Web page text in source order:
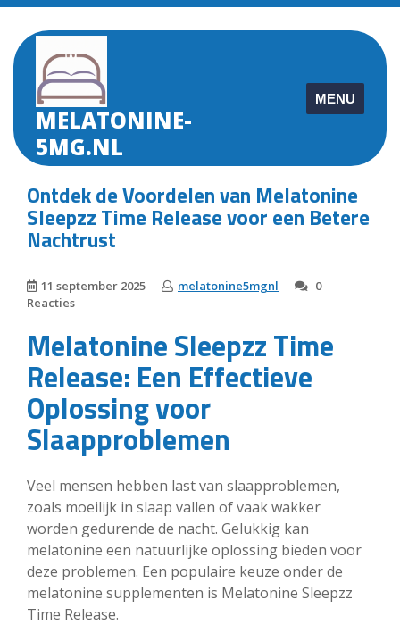
Skip
content
MELATONINE-
5MG.NL
MENU
Ontdek de Voordelen van Melatonine
Sleepzz Time Release voor een Betere
Nachtrust
11 september 2025 melatonine5mgnl
0
Reacties
Melatonine Sleepzz Time
Release: Een Effectieve
Oplossing voor
Slaapproblemen
Veel mensen hebben last van slaapproblemen,
zoals moeilijk in slaap vallen of vaak wakker
worden gedurende de nacht. Gelukkig kan
melatonine een natuurlijke oplossing bieden voor
deze problemen. Een populaire keuze onder de
melatonine supplementen is Melatonine Sleepzz
Time Release.